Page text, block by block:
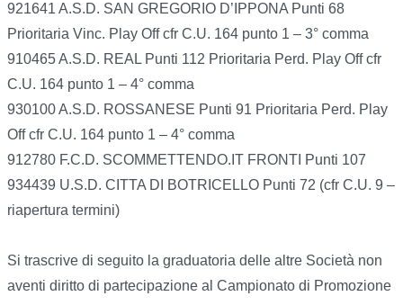
921641 A.S.D. SAN GREGORIO D’IPPONA Punti 68
Prioritaria Vinc. Play Off cfr C.U. 164 punto 1 – 3° comma
910465 A.S.D. REAL Punti 112 Prioritaria Perd. Play Off cfr
C.U. 164 punto 1 – 4° comma
930100 A.S.D. ROSSANESE Punti 91 Prioritaria Perd. Play
Off cfr C.U. 164 punto 1 – 4° comma
912780 F.C.D. SCOMMETTENDO.IT FRONTI Punti 107
934439 U.S.D. CITTA DI BOTRICELLO Punti 72 (cfr C.U. 9 –
riapertura termini)
Si trascrive di seguito la graduatoria delle altre Società non
aventi diritto di partecipazione al Campionato di Promozione